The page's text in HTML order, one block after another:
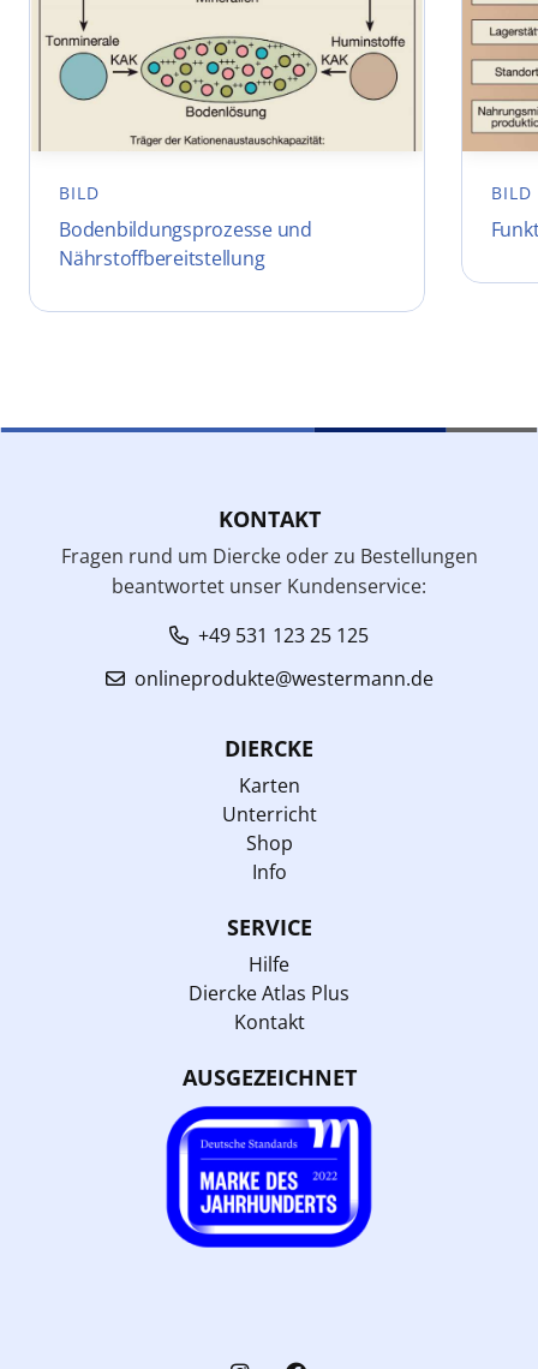
BILD
Bodenbildungsprozesse und
Nährstoffbereitstellung
BILD
KONTAKT
Fragen rund um Diercke oder zu Bestellungen
beantwortet unser Kundenservice:
+49 531 123 25 125
onlineprodukte@westermann.de
DIERCKE
Karten
Unterricht
Shop
Info
SERVICE
Hilfe
Diercke Atlas Plus
Kontakt
AUSGEZEICHNET